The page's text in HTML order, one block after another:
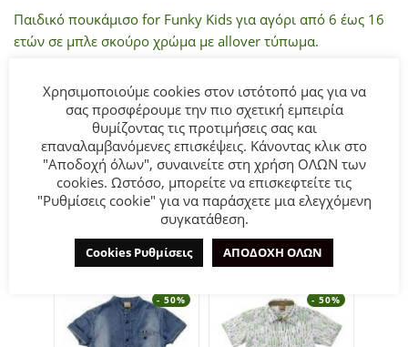
Παιδικό πουκάμισο for Funky Kids για αγόρι από 6 έως 16
ετών σε μπλε σκούρο χρώμα με allover τύπωμα.
Σύνθεση:100% COTTON.
ΣΥΜΒΟΥΛΕΣ
Πλένεται στο πλυντήριο στους 30°C.
ΣΧΕΤΙΚΆ ΠΡΟΪΌΝΤΑ
- 50% - 50%
Χρησιμοποιούμε cookies στον ιστότοπό μας για να
σας προσφέρουμε την πιο σχετική εμπειρία
θυμίζοντας τις προτιμήσεις σας και
επαναλαμβανόμενες επισκέψεις. Κάνοντας κλικ στο
"Αποδοχή όλων", συναινείτε στη χρήση ΟΛΩΝ των
cookies. Ωστόσο, μπορείτε να επισκεφτείτε τις
"Ρυθμίσεις cookie" για να παράσχετε μια ελεγχόμενη
συγκατάθεση.
Cookies Ρυθμίσεις ΑΠΟΔΟΧΗ ΟΛΩΝ